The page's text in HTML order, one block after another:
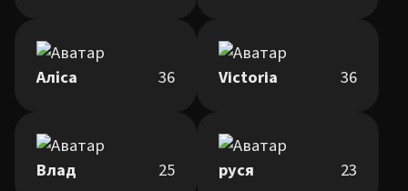
Аліса 36 Victoria 36
Влад 25 руся 23